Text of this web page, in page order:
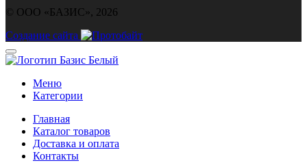
© ООО «БАЗИС», 2026
Создание сайта
Меню
Категории
Главная
Каталог товаров
Доставка и оплата
Контакты